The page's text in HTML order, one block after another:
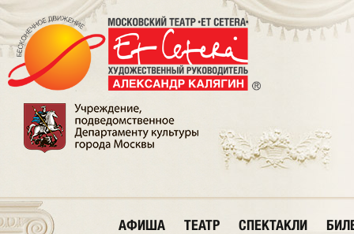
АФИША ТЕАТР СПЕКТАКЛИ